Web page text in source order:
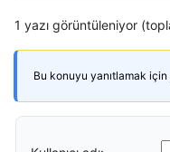
1 yazı görüntüleniyor
Bu konuyu yanıtlamak için